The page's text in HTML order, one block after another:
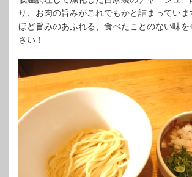
り、お肉の旨みがこれでもかと詰まってい
ほど旨みのあふれる、食べたことのない味
さい！